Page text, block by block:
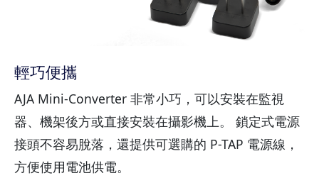
輕巧便攜
AJA Mini-Converter 非常小巧，可以安裝在監視
器、機架後方或直接安裝在攝影機上。 鎖定式電源
接頭不容易脫落，還提供可選購的 P-TAP 電源線，
方便使用電池供電。